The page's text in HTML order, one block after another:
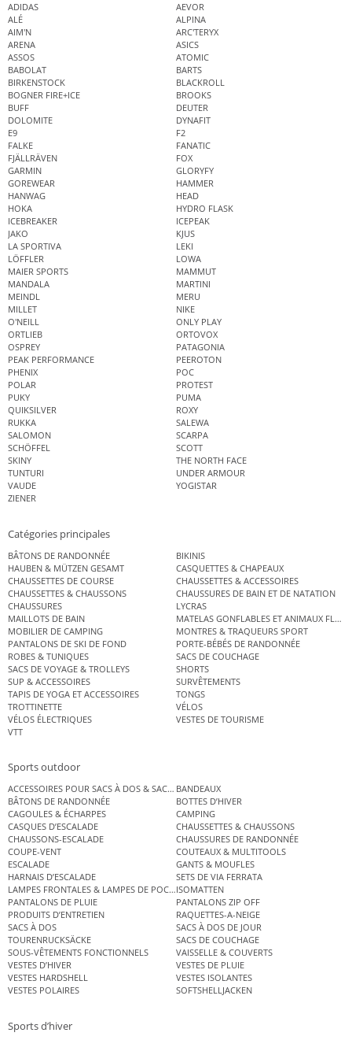
ADIDAS
AEVOR
ALÉ
ALPINA
AIM'N
ARC'TERYX
ARENA
ASICS
ASSOS
ATOMIC
BABOLAT
BARTS
BIRKENSTOCK
BLACKROLL
BOGNER FIRE+ICE
BROOKS
BUFF
DEUTER
DOLOMITE
DYNAFIT
E9
F2
FALKE
FANATIC
FJÄLLRÄVEN
FOX
GARMIN
GLORYFY
GOREWEAR
HAMMER
HANWAG
HEAD
HOKA
HYDRO FLASK
ICEBREAKER
ICEPEAK
JAKO
KJUS
LA SPORTIVA
LEKI
LÖFFLER
LOWA
MAIER SPORTS
MAMMUT
MANDALA
MARTINI
MEINDL
MERU
MILLET
NIKE
O'NEILL
ONLY PLAY
ORTLIEB
ORTOVOX
OSPREY
PATAGONIA
PEAK PERFORMANCE
PEEROTON
PHENIX
POC
POLAR
PROTEST
PUKY
PUMA
QUIKSILVER
ROXY
RUKKA
SALEWA
SALOMON
SCARPA
SCHÖFFEL
SCOTT
SKINY
THE NORTH FACE
TUNTURI
UNDER ARMOUR
VAUDE
YOGISTAR
ZIENER
Catégories principales
BÂTONS DE RANDONNÉE
BIKINIS
HAUBEN & MÜTZEN GESAMT
CASQUETTES & CHAPEAUX
CHAUSSETTES DE COURSE
CHAUSSETTES & ACCESSOIRES
CHAUSSETTES & CHAUSSONS
CHAUSSURES DE BAIN ET DE NATATION
CHAUSSURES
LYCRAS
MAILLOTS DE BAIN
MATELAS GONFLABLES ET ANIMAUX
MOBILIER DE CAMPING
MONTRES & TRAQUEURS SPORT
PANTALONS DE SKI DE FOND
PORTE-BÉBÉS DE RANDONNÉE
ROBES & TUNIQUES
SACS DE COUCHAGE
SACS DE VOYAGE & TROLLEYS
SHORTS
SUP & ACCESSOIRES
SURVÊTEMENTS
TAPIS DE YOGA ET ACCESSOIRES
TONGS
TROTTINETTE
VÉLOS
VÉLOS ÉLECTRIQUES
VESTES DE TOURISME
VTT
Sports outdoor
ACCESSOIRES POUR SACS À DOS & SACS ÉTANCHES
BANDEAUX
BÂTONS DE RANDONNÉE
BOTTES D’HIVER
CAGOULES & ÉCHARPES
CAMPING
CASQUES D’ESCALADE
CHAUSSETTES & CHAUSSONS
CHAUSSONS-ESCALADE
CHAUSSURES DE RANDONNÉE
COUPE-VENT
COUTEAUX & MULTITOOLS
ESCALADE
GANTS & MOUFLES
HARNAIS D’ESCALADE
SETS DE VIA FERRATA
LAMPES FRONTALES & LAMPES DE POCHEISOMATTEN
PANTALONS DE PLUIE
PANTALONS ZIP OFF
PRODUITS D’ENTRETIEN
RAQUETTES-A-NEIGE
SACS À DOS
SACS À DOS DE JOUR
TOURENRUCKSÄCKE
SACS DE COUCHAGE
SOUS-VÊTEMENTS FONCTIONNELS
VAISSELLE & COUVERTS
VESTES D’HIVER
VESTES DE PLUIE
VESTES HARDSHELL
VESTES ISOLANTES
VESTES POLAIRES
SOFTSHELLJACKEN
Sports d’hiver